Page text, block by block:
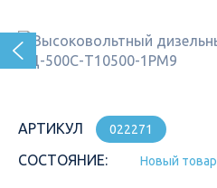
АРТИКУЛ 022271
СОСТОЯНИЕ: Новый товар